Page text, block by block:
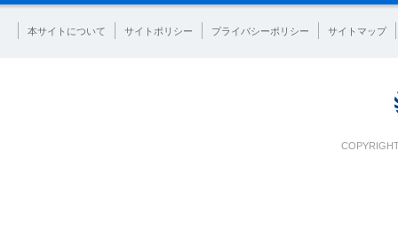
本サイトについて サイトポリシー プライバシーポリシー サイトマップ